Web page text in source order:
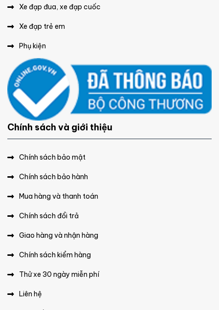
Xe đạp đua, xe đạp cuốc
Xe đạp trẻ em
Phụ kiện
Chính sách và giới thiệu
Chính sách bảo mật
Chính sách bảo hành
Mua hàng và thanh toán
Chính sách đổi trả
Giao hàng và nhận hàng
Chính sách kiểm hàng
Thử xe 30 ngày miễn phí
Liên hệ